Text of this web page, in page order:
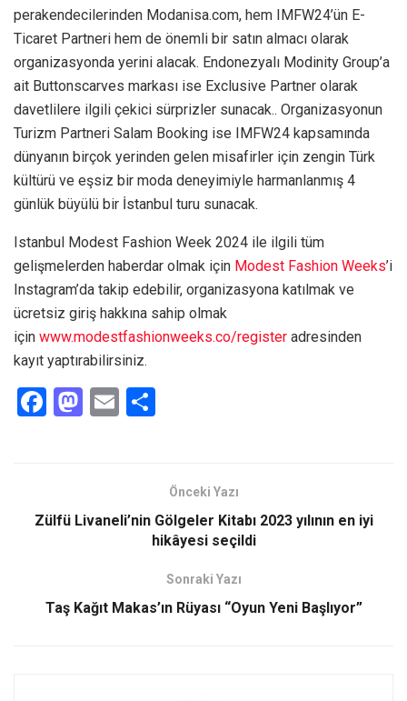
perakendecilerinden Modanisa.com, hem IMFW24’ün E-
Ticaret Partneri hem de önemli bir satın almacı olarak
organizasyonda yerini alacak. Endonezyalı Modinity Group’a
ait Buttonscarves markası ise Exclusive Partner olarak
davetlilere ilgili çekici sürprizler sunacak.. Organizasyonun
Turizm Partneri Salam Booking ise IMFW24 kapsamında
dünyanın birçok yerinden gelen misafirler için zengin Türk
kültürü ve eşsiz bir moda deneyimiyle harmanlanmış 4
günlük büyülü bir İstanbul turu sunacak.
Istanbul Modest Fashion Week 2024 ile ilgili tüm
gelişmelerden haberdar olmak için Modest Fashion Weeks’i
Instagram’da takip edebilir, organizasyona katılmak ve
ücretsiz giriş hakkına sahip olmak
için www.modestfashionweeks.co/register adresinden
kayıt yaptırabilirsiniz.
F
o
M
d
E
Önceki Yazı
Zülfü Livaneli’nin Gölgeler Kitabı 2023 yılının en iyi
hikâyesi seçildi
Sonraki Yazı
Taş Kağıt Makas’ın Rüyası “Oyun Yeni Başlıyor”